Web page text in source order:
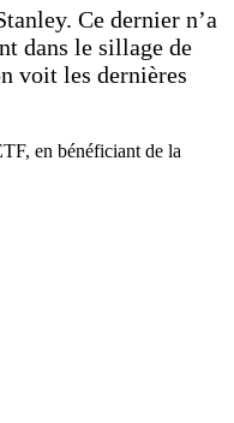
Ce dernier n’a
dans le sillage de
voit les dernières
en bénéficiant de la